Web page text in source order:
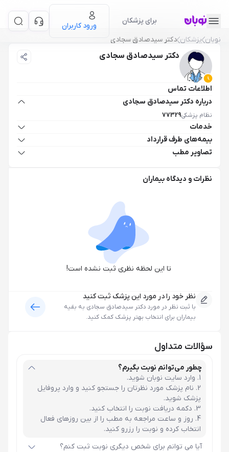
برای پزشکان
ورود کاربران
نوبان پزشکان دکتر سیدصادق سجادی
دکتر سیدصادق سجادی
اطلاعات تماس
درباره دکتر سیدصادق سجادی
نظام پزشکی77329
خدمات
بیمه‌های طرف قرارداد
تصاویر مطب
نظرات و دیدگاه بیماران
تا این لحظه نظری ثبت نشده است!
نظر خود را در مورد این پزشک ثبت کنید
با ثبت نظر در مورد دکتر سیدصادق سجادی به بقیه
بیماران برای انتخاب بهتر پزشک کمک کنید.
سؤالات متداول
چطور می‌توانم نوبت بگیرم؟
وارد سایت نوبان شوید.
نام پزشک مورد نظرتان را جستجو کنید و وارد پروفایل
پزشک شوید.
دکمه دریافت نوبت را انتخاب کنید.
روز و ساعت مراجعه به مطب را از بین روزهای فعال
انتخاب کرده و نوبت را رزرو کنید.
آیا می توانم برای شخص دیگری نوبت ثبت کنم؟